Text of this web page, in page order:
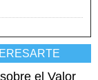
el Valor